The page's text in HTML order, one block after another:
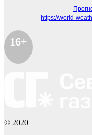
https://world-
16+
© 2020